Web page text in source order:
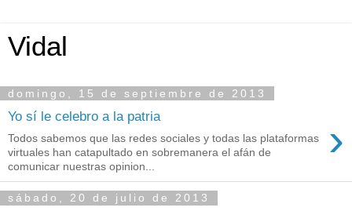
Vidal
domingo, 15 de septiembre de 2013
Yo sí le celebro a la patria ›
Todos sabemos que las redes sociales y todas las plataformas
virtuales han catapultado en sobremanera el afán de
comunicar nuestras opinion...
sábado, 20 de julio de 2013